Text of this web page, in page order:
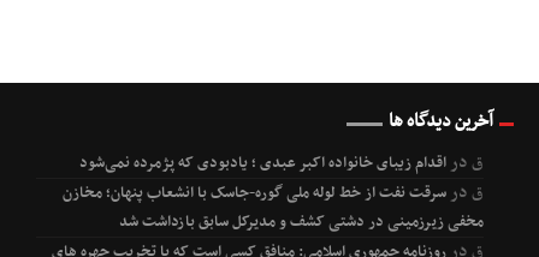
آخرین دیدگاه ها
قدراقدام زیبای خانواده اکبر عبدی ؛ یادبودی که پژمرده نمی‌شود
قدرسرقت نفت از خط لوله ملی گوره-جاسک با انشعاب پنهان؛ مخازن
مخفی زیرزمینی در دشتی کشف و مدیرکل سابق بازداشت شد